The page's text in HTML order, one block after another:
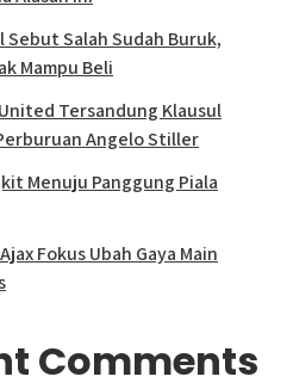
Sebut Salah Sudah Buruk,
Mampu Beli
Tersandung Klausul
Angelo Stiller
Menuju Panggung Piala
Fokus Ubah Gaya Main
Comments